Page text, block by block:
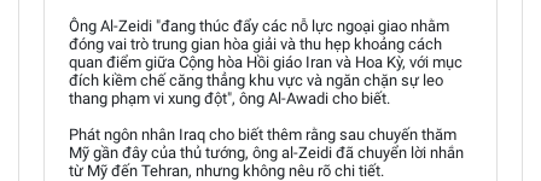
Ông Al-Zeidi "đang thúc đẩy các nỗ lực ngoại giao nhằm
đóng vai trò trung gian hòa giải và thu hẹp khoảng cách
quan điểm giữa Cộng hòa Hồi giáo Iran và Hoa Kỳ, với mục
đích kiềm chế căng thẳng khu vực và ngăn chặn sự leo
thang phạm vi xung đột", ông Al-Awadi cho biết.
Phát ngôn nhân Iraq cho biết thêm rằng sau chuyến thăm
Mỹ gần đây của thủ tướng, ông al-Zeidi đã chuyển lời nhắn
từ Mỹ đến Tehran, nhưng không nêu rõ chi tiết.